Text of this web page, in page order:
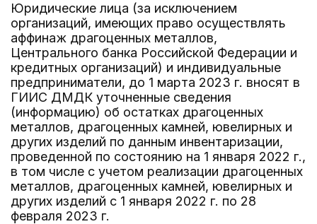
Юридические лица (за исключением
организаций, имеющих право осуществлять
аффинаж драгоценных металлов,
Центрального банка Российской Федерации и
кредитных организаций) и индивидуальные
предприниматели, до 1 марта 2023 г. вносят в
ГИИС ДМДК уточненные сведения
(информацию) об остатках драгоценных
металлов, драгоценных камней, ювелирных и
других изделий по данным инвентаризации,
проведенной по состоянию на 1 января 2022 г.,
в том числе с учетом реализации драгоценных
металлов, драгоценных камней, ювелирных и
других изделий с 1 января 2022 г. по 28
февраля 2023 г.